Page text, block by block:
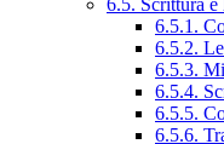
6.5.1.
6.5.2.
6.5.3.
6.5.4.
6.5.5.
6.5.6.